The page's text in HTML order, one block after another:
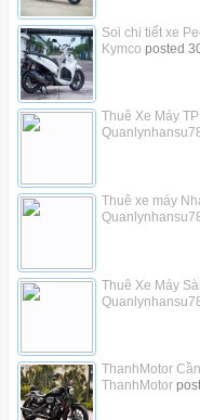
Soi chi tiết xe
Kymco posted
Thuê Xe Máy
Thuê xe máy
Thuê Xe Máy
ThanhMotor
ThanhMotor